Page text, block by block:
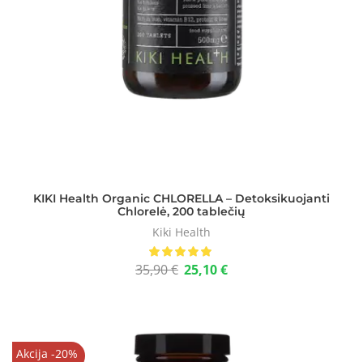
KIKI Health Organic CHLORELLA – Detoksikuojanti
Chlorelė, 200 tablečių
Kiki Health
35,90€ 25,10€
Akcija -20%